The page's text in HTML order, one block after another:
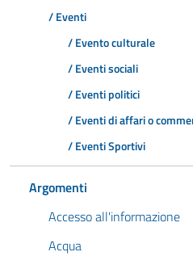
/ Eventi
/ Evento culturale
/ Eventi sociali
/ Eventi politici
/ Eventi di affari o
/ Eventi Sportivi
Argomenti
Accesso all'informazione
Acqua